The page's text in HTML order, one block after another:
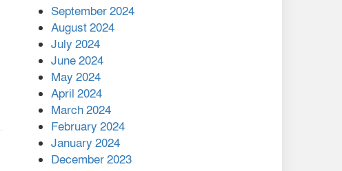
জেরী
September 2024
August 2024
July 2024
June 2024
May 2024
April 2024
March 2024
February 2024
January 2024
December 2023